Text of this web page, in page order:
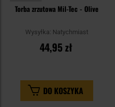
Torba zrzutowa Mil-Tec - Olive
Wysyłka: Natychmiast
44,95 zł
DO KOSZYKA